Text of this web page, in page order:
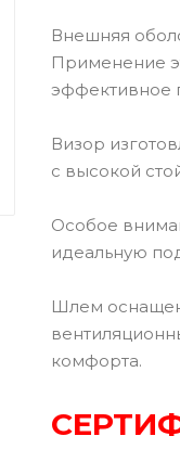
Внешняя
Применение
эффективное
Визор
с высокой
Особое
идеальную
Шлем
комфорта.